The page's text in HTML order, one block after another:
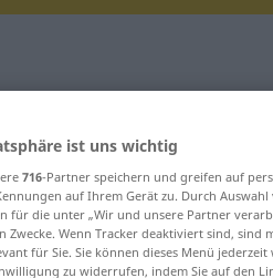
für "Tölpel"
ist uns wichtig
716-Partner speichern und greifen auf
auf Ihrem Gerät zu. Durch
für die unter „Wir und unsere Partner
Zwecke. Wenn Tracker deaktiviert sind, sind
für Sie. Sie können dieses Menü
zu widerrufen, indem Sie auf den